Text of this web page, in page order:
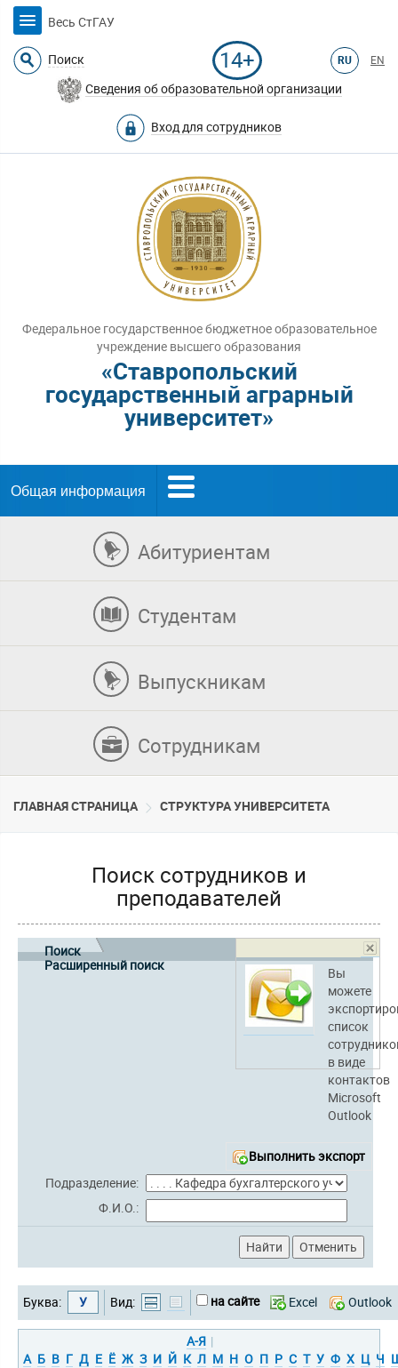
Весь СтГАУ
Поиск 14+ RU EN
Сведения об образовательной организации
Вход для сотрудников
Федеральное государственное бюджетное образовательное
учреждение высшего образования
«Ставропольский
государственный аграрный
университет»
Общая информация
Абитуриентам
Студентам
Выпускникам
Сотрудникам
ГЛАВНАЯ СТРАНИЦА CТРУКТУРА УНИВЕРСИТЕТА
Поиск сотрудников и
преподавателей
Вы
можете
список
в виде
контактов
Microsoft
Outlook
Выполнить экспорт
Поиск
Расширенный поиск
Подразделение:
Ф.И.О.:
Буква: У Вид: на сайте Excel Outlook
А-Я |
А Б В Г Д Е Ё Ж З И Й К Л М Н О П Р С Т У Ф Х Ц Ч